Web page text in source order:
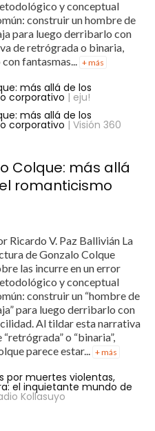
y conceptual
construir un hombre de
para luego derribarlo con
de retrógrada o binaria,
fantasmas...
+ más
más allá de los
corporativo | eju!
más allá de los
corporativo | Visión 360
Colque: más allá
romanticismo
Ricardo V. Paz Ballivián La
de Gonzalo Colque
las incurre en un error
y conceptual
construir un “hombre de
para luego derribarlo con
Al tildar esta narrativa
“retrógrada” o “binaria”,
parece estar... + más
por muertes violentas,
el inquietante mundo de
Kollasuyo